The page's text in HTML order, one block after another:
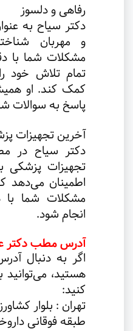
رفاهی و دلسوز
دکتر سیاح به
و مهربان
مشکلات شما
تمام تلاش خود
کمک کند. او
پاسخ به سوالات
آخرین تجهیزات
دکتر سیاح در
تجهیزات پزشکی
اطمینان می‌دهد
مشکلات شما
انجام شود.
آدرس مطب دکتر
اگر به دنبال
هستید،
کنید:
تهران : بلوار
طبقه فوقانی